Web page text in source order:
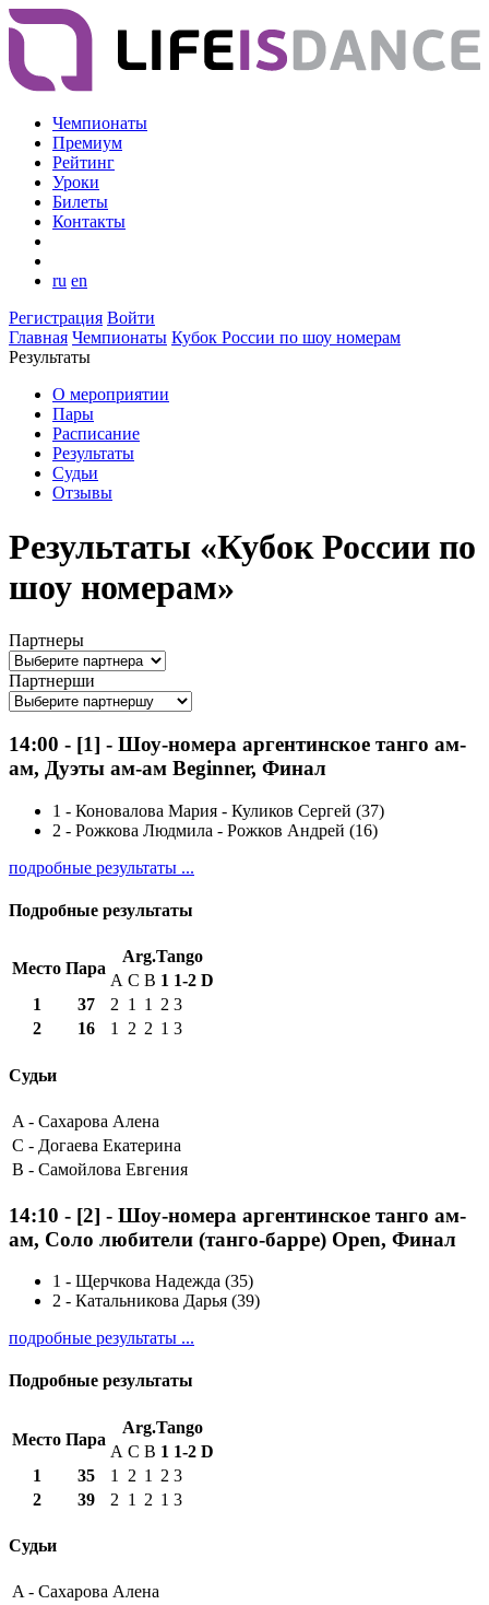
Чемпионаты
Премиум
Рейтинг
Уроки
Билеты
Контакты
ru en
Регистрация Войти
Главная Чемпионаты Кубок России по шоу номерам
Результаты
О мероприятии
Пары
Расписание
Результаты
Судьи
Отзывы
Результаты «Кубок России по
шоу номерам»
Партнеры
Партнерши
14:00 - [1] - Шоу-номера аргентинское танго ам-
ам, Дуэты ам-ам Beginner, Финал
1 - Коновалова Мария - Куликов Сергей (37)
2 - Рожкова Людмила - Рожков Андрей (16)
подробные результаты ...
Подробные результаты
Место Пара
Arg.Tango
A C B 1 1-2 D
1
37 2 1 1 2 3
2
16 1 2 2 1 3
Судьи
A - Сахарова Алена
C - Догаева Екатерина
B - Самойлова Евгения
14:10 - [2] - Шоу-номера аргентинское танго ам-
ам, Соло любители (танго-барре) Open, Финал
1 - Щерчкова Надежда (35)
2 - Катальникова Дарья (39)
подробные результаты ...
Подробные результаты
Место Пара
Arg.Tango
A C B 1 1-2 D
1
35 1 2 1 2 3
2
39 2 1 2 1 3
Судьи
A - Сахарова Алена